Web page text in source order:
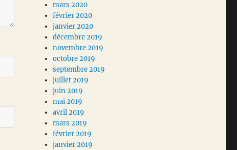
mars 2020
février 2020
janvier 2020
décembre 2019
novembre 2019
octobre 2019
septembre 2019
juillet 2019
juin 2019
mai 2019
avril 2019
mars 2019
février 2019
janvier 2019